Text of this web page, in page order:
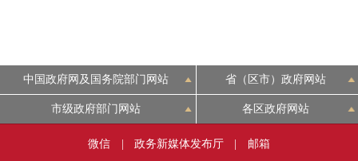
12345网上接诉即办 我要咨询 我要建议
参与调查 在线访谈 图说互动
中国政府网及国务院部门网站 省（区市）政府网站
市级政府部门网站 各区政府网站
微信 政务新媒体发布厅 邮箱